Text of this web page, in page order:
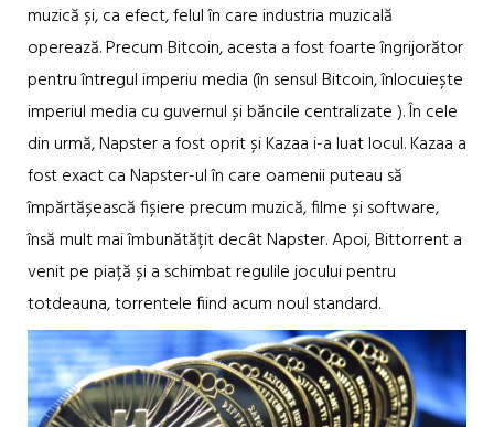
muzică și, ca efect, felul în care industria muzicală
operează. Precum Bitcoin, acesta a fost foarte îngrijorător
pentru întregul imperiu media (în sensul Bitcoin, înlocuiește
imperiul media cu guvernul și băncile centralizate ). În cele
din urmă, Napster a fost oprit și Kazaa i-a luat locul. Kazaa a
fost exact ca Napster-ul în care oamenii puteau să
împărtășească fișiere precum muzică, filme și software,
însă mult mai îmbunătățit decât Napster. Apoi, Bittorrent a
venit pe piață și a schimbat regulile jocului pentru
totdeauna, torrentele fiind acum noul standard.